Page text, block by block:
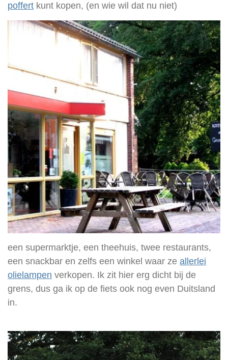
poffert kunt kopen, (en wie wil dat nu niet)
een supermarktje, een theehuis, twee restaurants,
een snackbar en zelfs een winkel waar ze allerlei
olielampen verkopen. Ik zit hier erg dicht bij de
grens, dus ga ik op de fiets ook nog even Duitsland
in.